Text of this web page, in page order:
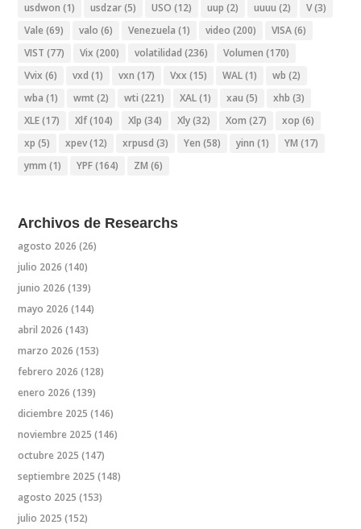
usdwon (1) usdzar(5) USO (12) uup (2) uuuu (2) V(3)
Vale (69) valo (6) Venezuela (1) video (200) VISA(6)
VIST (77) Vix (200) volatilidad (236) Volumen (170)
Vvix (6) vxd (1) vxn (17) Vxx (15) WAL(1) wb (2)
wba (1) wmt (2) wti (221) XAL(1) xau (5) xhb (3)
XLE(17) Xlf(104) Xlp (34) Xly(32) Xom (27) xop (6)
xp (5) xpev(12) xrpusd (3) Yen (58) yinn (1) YM (17)
ymm (1) YPF(164) ZM (6)
Archivos de Researchs
agosto 2026 (26)
julio 2026 (140)
junio 2026 (139)
mayo 2026 (144)
abril 2026 (143)
marzo 2026 (153)
febrero 2026 (128)
enero 2026 (139)
diciembre 2025 (146)
noviembre 2025 (146)
octubre 2025 (147)
septiembre 2025 (148)
agosto 2025 (153)
julio 2025 (152)